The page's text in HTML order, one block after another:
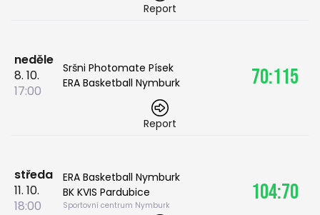
Report
neděle
8. 10.
17:00
Sršni Photomate Písek
ERA Basketball Nymburk
70:115
Report
středa
11. 10.
18:00
ERA Basketball Nymburk
BK KVIS Pardubice
Sportovní centrum Nymburk
104:70